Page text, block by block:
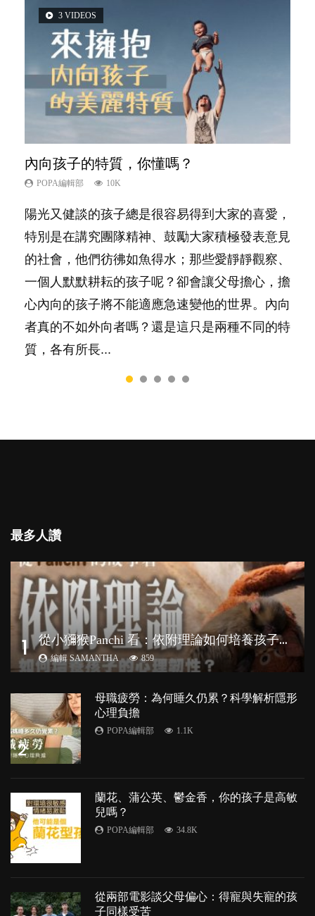
3 VIDEOS
內向孩子的特質，你懂嗎？
POPA編輯部 10K
陽光又健談的孩子總是很容易得到大家的喜愛，
特別是在講究團隊精神、鼓勵大家積極發表意見
的社會，他們彷彿如魚得水；那些愛靜靜觀察、
一個人默默耕耘的孩子呢？卻會讓父母擔心，擔
心內向的孩子將不能適應急速變他的世界。內向
者真的不如外向者嗎？還是這只是兩種不同的特
質，各有所長...
5 VIDEOS
夫妻必看！經營婚姻，沒捷徑
POPA編輯部 22.9K
你是不是也曾經以為只要跟相愛的人結婚，就自
然能走到白頭，但生了孩子卻發現事情不如你所
料？ 經營婚姻，不如我們想像的簡單，卻也不
是大家說得那麼難。一起來認識婚姻的真相！...
14 VIDEOS
新手父母不用怕
POPA編輯部 16.3K
相信許多人初為人父母，由懷孕開始到孩子呱呱
落地，心中都有數之不盡的問題～這裡一次過集
合我們以往製作過的相關短片。 這段路讓我們
跟你同行～...
2 VIDEOS
想孩子學好外語，點做好？
POPA編輯部 9.9K
有人話學多種語言越早開始越好，有人卻說一時
間太多語言，會令孩子感到混淆，到底誰是誰
非？聽聽專家怎樣說，解開語言學習的迷思～...
6 VIDEOS
孩子能力天注定？
POPA編輯部 7.9K
很多父母都希望孩子係個「叻仔叻女」，學業別
太差，日常自理井井有條。這樣的孩子是萬中無
一，還是魚與熊掌，不能兼得？...
最多人讚
1 從
小獼猴Panchi 看：依附理論如何培養孩子心理韌性？
編輯 SAMANTHA 859
2
母職疲勞：為何睡久仍累？科學解析隱形
心理負擔
POPA編輯部 1.1K
3
蘭花、蒲公英、鬱金香，你的孩子是高敏
兒嗎？
POPA編輯部 34.8K
從兩部電影談父母偏心：得寵與失寵的孩
子同樣受苦